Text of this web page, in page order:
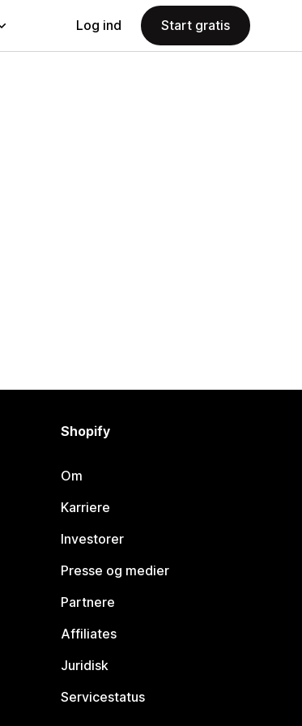
Log ind Start gratis
Shopify
Om
Karriere
Investorer
Presse og medier
Partnere
Affiliates
Juridisk
Servicestatus